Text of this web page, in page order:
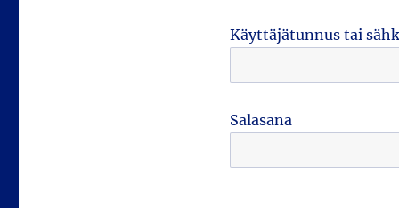
Käyttäjätunnus tai
Salasana